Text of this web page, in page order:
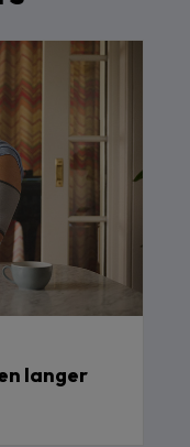
langer